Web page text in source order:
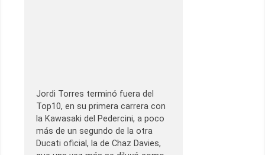
Jordi Torres terminó fuera del
Top10, en su primera carrera con
la Kawasaki del Pedercini, a poco
más de un segundo de la otra
Ducati oficial, la de Chaz Davies,